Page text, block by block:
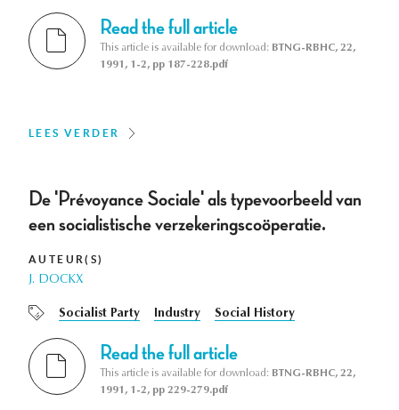
Read the full article
This article is available for download: BTNG-RBHC, 22,
1991, 1-2, pp 187-228.pdf
LEES VERDER
De 'Prévoyance Sociale' als typevoorbeeld van
een socialistische verzekeringscoöperatie.
AUTEUR(S)
J. DOCKX
Socialist Party Industry Social History
Read the full article
This article is available for download: BTNG-RBHC, 22,
1991, 1-2, pp 229-279.pdf